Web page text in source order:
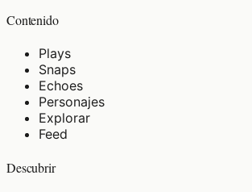
Contenido
Plays
Snaps
Echoes
Personajes
Explorar
Feed
Descubrir